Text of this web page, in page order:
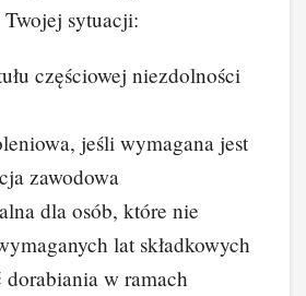
sytuacji:
częściowej niezdolności
jeśli wymagana jest
zawodowa
dla osób, które nie
lat składkowych
w ramach